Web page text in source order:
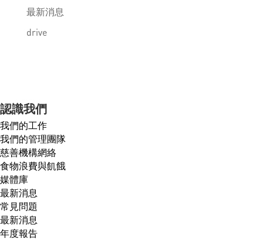
最新消息
drive
認識我們
我們的工作
我們的管理團隊
慈善機構網絡
食物浪費與飢餓
媒體庫
最新消息
常見問題
最新消息
年度報告